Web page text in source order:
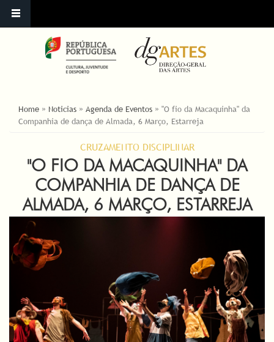
ESTÁ AQUI
Home » Noticias » Agenda de Eventos » "O fio da Macaquinha" da
Companhia de dança de Almada, 6 Março, Estarreja
CRUZAMENTO DISCIPLINAR
"O FIO DA MACAQUINHA" DA
COMPANHIA DE DANÇA DE
ALMADA, 6 MARÇO, ESTARREJA